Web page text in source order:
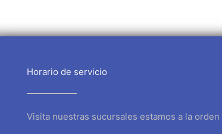
Horario de servicio
Visita nuestras sucursales estamos a la orden